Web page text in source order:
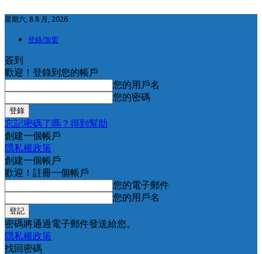
星期六, 8 8 月, 2026
登錄/加盟
簽到
歡迎！登錄到您的帳戶
您的用戶名
您的密碼
忘記密碼了嗎？得到幫助
創建一個帳戶
隱私權政策
創建一個帳戶
歡迎！註冊一個帳戶
您的電子郵件
您的用戶名
密碼將通過電子郵件發送給您。
隱私權政策
找回密碼